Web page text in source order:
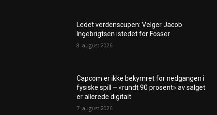
Ledet verdenscupen: Velger Jacob
Ingebrigtsen istedet for Fosser
8. august 2026
Capcom er ikke bekymret for nedgangen i
fysiske spill – «rundt 90 prosent» av salget
er allerede digitalt
7. august 2026